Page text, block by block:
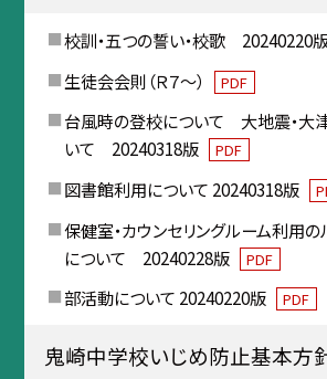
校訓・五つの誓い・校歌 20240220
生徒会会則（Ｒ７～） PDF
台風時の登校について 大地震・大
いて 20240318版
PDF
図書館利用について 20240318版
保健室・カウンセリングルーム利用
について 20240228版
PDF
部活動について 20240220版 PDF
鬼崎中学校いじめ防止基本方